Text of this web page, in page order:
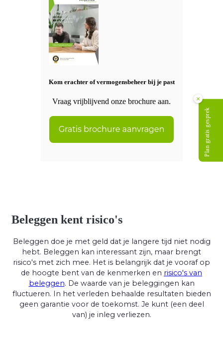
Kom erachter of vermogensbeheer bij je past
Vraag vrijblijvend onze brochure aan.
Beleggen kent risico's
Beleggen doe je met geld dat je langere tijd niet nodig
hebt. Beleggen kan interessant zijn, maar brengt
risico's met zich mee. Het is belangrijk dat je vooraf op
de hoogte bent van de kenmerken en risico's van
beleggen. De waarde van je beleggingen kan
fluctueren. In het verleden behaalde resultaten bieden
geen garantie voor de toekomst. Je kunt (een deel
van) je inleg verliezen.
×
Plan gratis gesprek